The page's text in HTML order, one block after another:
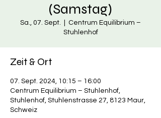
(Samstag)
Sa., 07. Sept.
Centrum Equilibrium –
Stuhlenhof
Zeit & Ort
07. Sept. 2024, 10:15 – 16:00
Centrum Equilibrium – Stuhlenhof,
Stuhlenhof, Stuhlenstrasse 27, 8123 Maur,
Schweiz